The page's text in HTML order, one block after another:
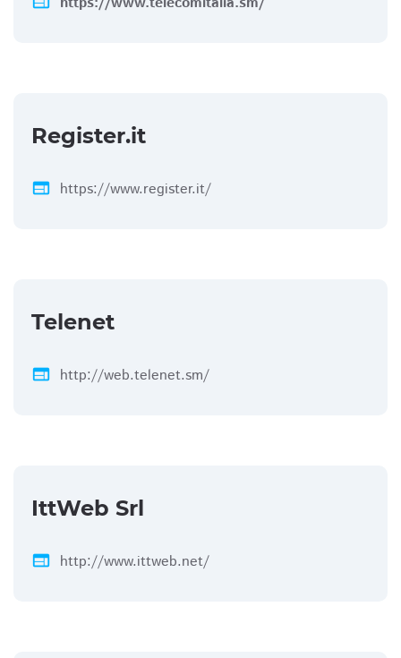
Register.it
web https://www.register.it/
Telenet
web http://web.telenet.sm/
IttWeb Srl
web http://www.ittweb.net/